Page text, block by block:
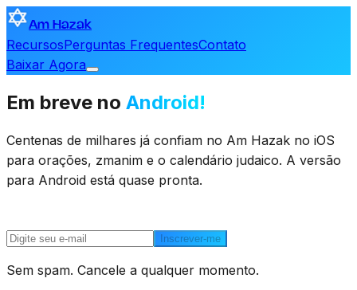
Am Hazak
RecursosPerguntas FrequentesContato
Baixar Agora
Em breve no Android!
Centenas de milhares já confiam no Am Hazak no iOS
para orações, zmanim e o calendário judaico. A versão
para Android está quase pronta.
Inscrever-me
Sem spam. Cancele a qualquer momento.